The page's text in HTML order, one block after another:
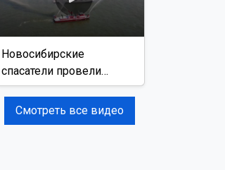
Новосибирские
спасатели провели
учения на реке Обь
Смотреть все видео